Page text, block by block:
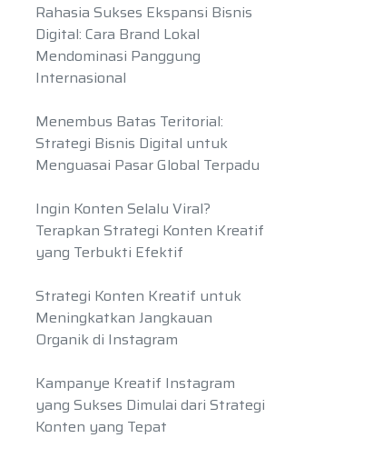
Rahasia Sukses Ekspansi Bisnis
Digital: Cara Brand Lokal
Mendominasi Panggung
Internasional
Menembus Batas Teritorial:
Strategi Bisnis Digital untuk
Menguasai Pasar Global Terpadu
Ingin Konten Selalu Viral?
Terapkan Strategi Konten Kreatif
yang Terbukti Efektif
Strategi Konten Kreatif untuk
Meningkatkan Jangkauan
Organik di Instagram
Kampanye Kreatif Instagram
yang Sukses Dimulai dari Strategi
Konten yang Tepat